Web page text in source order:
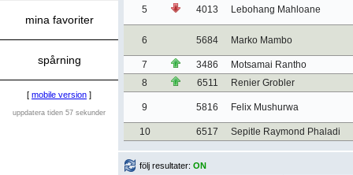
mina favoriter
spårning
[ mobile version ]
uppdatera tiden 57 sekunder
5 4013 Lebohang Mahloane
6 5684 Marko Mambo
7 3486
Motsamai Rantho
8
6511 Renier Grobler
9 5816 Felix Mushurwa
10 6517 Sepitle Raymond Phaladi
följ resultater: ON